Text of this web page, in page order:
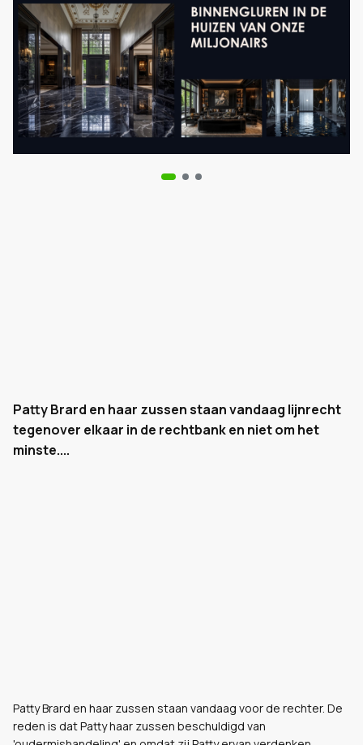
Patty Brard en haar zussen staan vandaag lijnrecht
tegenover elkaar in de rechtbank en niet om het
minste....
Patty Brard en haar zussen staan vandaag voor de rechter. De
reden is dat Patty haar zussen beschuldigd van